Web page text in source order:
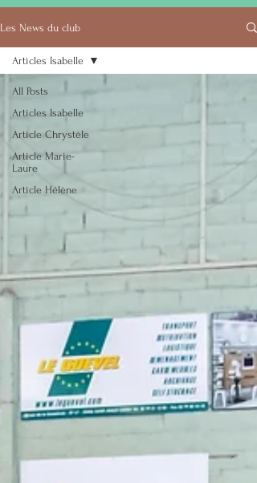
Les News du club
All Posts
Articles Isabelle
Article Chrystèle
Article Marie-
Laure
Article Hélène
Articles Isabelle